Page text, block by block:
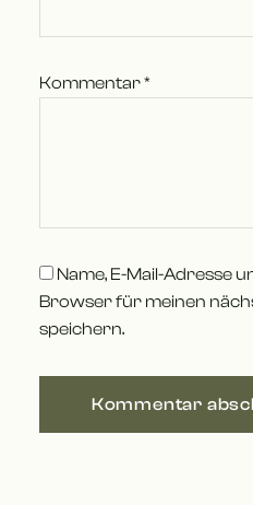
Kommentar*
Name, E-Mail-Adresse
Browser für meinen
speichern.